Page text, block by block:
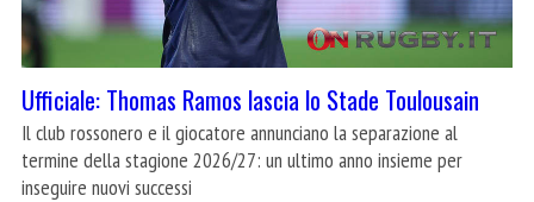
Ufficiale: Thomas Ramos lascia lo Stade Toulousain
Il club rossonero e il giocatore annunciano la separazione al
termine della stagione 2026/27: un ultimo anno insieme per
inseguire nuovi successi